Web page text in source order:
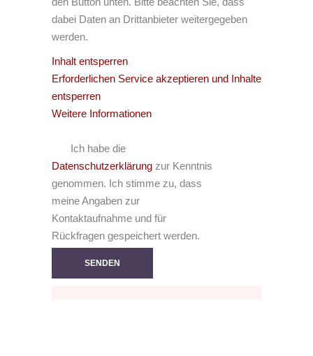
dabei Daten an Drittanbieter weitergegeben
werden.
Inhalt entsperren
Erforderlichen Service akzeptieren und Inhalte
entsperren
Weitere Informationen
Ich habe die
Datenschutzerklärung zur Kenntnis
genommen. Ich stimme zu, dass
meine Angaben zur
Kontaktaufnahme und für
Rückfragen gespeichert werden.